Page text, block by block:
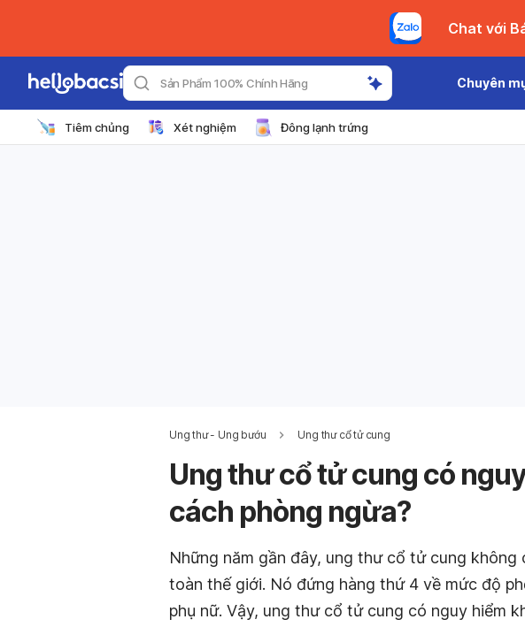
Sản Phẩm 100% Chính Hãng Chuyên
Tiêm chủng Xét nghiệm Đông lạnh trứng
Ung thư - Ung bướu Ung thư cổ tử cung
Ung thư cổ tử cung có
cách phòng ngừa?
Những năm gần đây, ung thư cổ tử cung không
toàn thế giới. Nó đứng hàng thứ 4 về mức độ
phụ nữ. Vậy, ung thư cổ tử cung có nguy hiểm